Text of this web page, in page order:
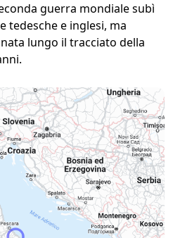
guerra mondiale subì
tedesche e inglesi, ma
lungo il tracciato della